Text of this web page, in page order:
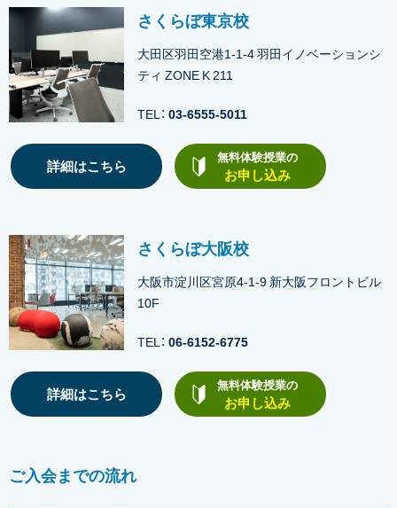
さくらぼ東京校
大田区羽田空港1-1-4 羽田イノベーションシ
ティ ZONE K 211
TEL： 03-6555-5011
詳細はこちら 無料体験授業の
お申し込み
さくらぼ大阪校
大阪市淀川区宮原4-1-9 新大阪フロントビル
10F
TEL： 06-6152-6775
詳細はこちら 無料体験授業の
お申し込み
ご入会までの流れ